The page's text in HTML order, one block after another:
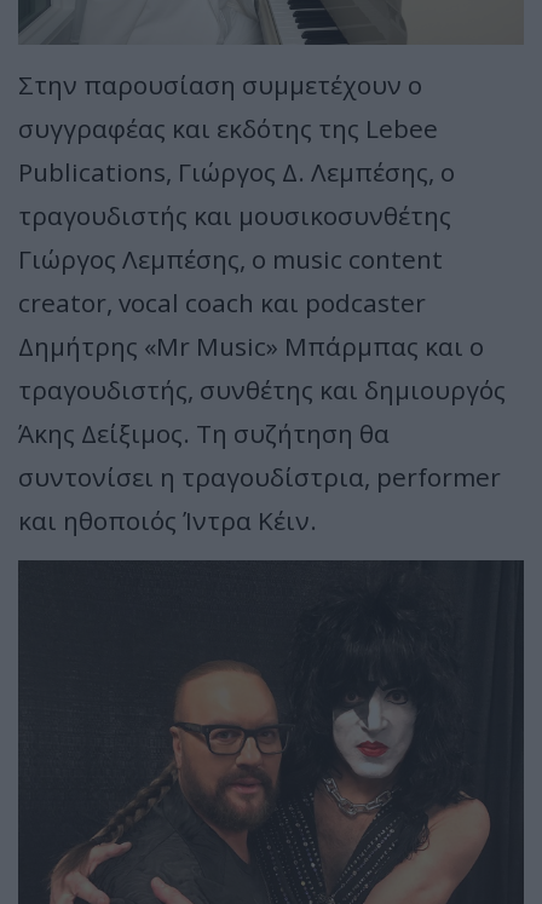
Στην παρουσίαση συμμετέχουν ο
συγγραφέας και εκδότης της Lebee
Publications, Γιώργος Δ. Λεμπέσης, ο
τραγουδιστής και μουσικοσυνθέτης
Γιώργος Λεμπέσης, ο music content
creator, vocal coach και podcaster
Δημήτρης «Mr Music» Μπάρμπας και ο
τραγουδιστής, συνθέτης και δημιουργός
Άκης Δείξιμος. Τη συζήτηση θα
συντονίσει η τραγουδίστρια, performer
και ηθοποιός Ίντρα Κέιν.